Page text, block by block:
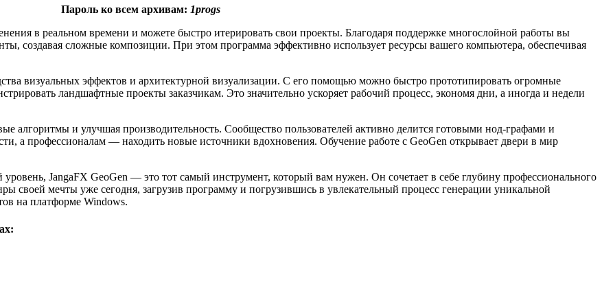
Пароль ко всем архивам: 1progs
в реальном времени и можете быстро итерировать свои проекты. Благодаря поддержке многослойной работы вы
создавая сложные композиции. При этом программа эффективно использует ресурсы вашего компьютера, обеспечивая
визуальных эффектов и архитектурной визуализации. С его помощью можно быстро прототипировать огромные
ландшафтные проекты заказчикам. Это значительно ускоряет рабочий процесс, экономя дни, а иногда и недели
алгоритмы и улучшая производительность. Сообщество пользователей активно делится готовыми нод-графами и
а профессионалам — находить новые источники вдохновения. Обучение работе с GeoGen открывает двери в мир
JangaFX GeoGen — это тот самый инструмент, который вам нужен. Он сочетает в себе глубину профессионального
своей мечты уже сегодня, загрузив программу и погрузившись в увлекательный процесс генерации уникальной
на платформе Windows.